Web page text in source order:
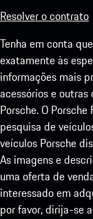
Resolver o contrato
Tenha em conta
exatamente às
informações mais
acessórios e
Porsche. O
pesquisa de
veículos Porsche
As imagens e
uma oferta de
interessado em
por favor, dirija-se